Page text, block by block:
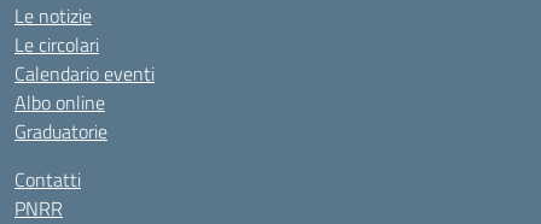
Le notizie
Le circolari
Calendario eventi
Albo online
Graduatorie
Contatti
PNRR